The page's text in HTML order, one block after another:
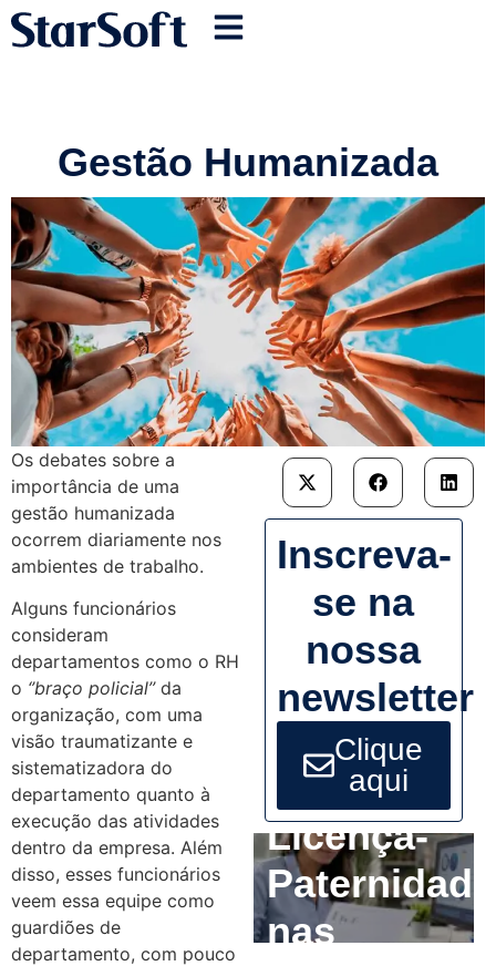
Gestão Humanizada
Os debates sobre a
importância de uma
gestão humanizada
ocorrem diariamente nos
ambientes de trabalho.
Alguns funcionários
consideram
departamentos como o RH
o ‘’braço policial’’ da
organização, com uma
visão traumatizante e
sistematizadora do
departamento quanto à
execução das atividades
dentro da empresa. Além
disso, esses funcionários
veem essa equipe como
guardiões de
departamento, com pouco
Inscreva-
se na
nossa
newsletter
Clique
aqui
Licença-
Paternidade
nas